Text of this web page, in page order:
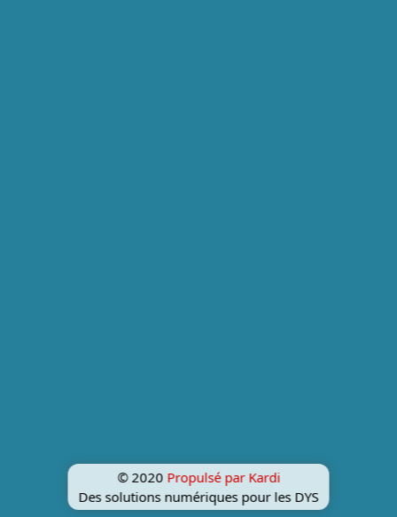
© 2020 Propulsé par Kardi
Des solutions numériques pour les DYS